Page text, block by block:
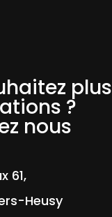
plus
?
nous
61,
Heusy